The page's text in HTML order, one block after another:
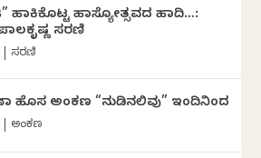
ಹಾಕಿಕೊಟ್ಟ ಹಾಸ್ಯೋತ್ಸವದ ಹಾದಿ…:
ಸರಣಿ
ಸರಣಿ
ಹೊಸ ಅಂಕಣ “ನುಡಿನಲಿವು” ಇಂದಿನಿಂದ
ಅಂಕಣ